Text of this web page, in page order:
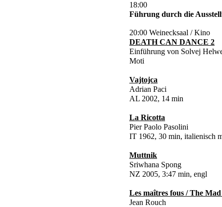
18:00
Führung durch die
20:00 Weinecksaal / Kino
DEATH CAN DANCE 2
Einführung von Solvej
Moti
Vajtojca
Adrian Paci
AL 2002, 14 min
La Ricotta
Pier Paolo Pasolini
IT 1962, 30 min, italienisch
Muttnik
Sriwhana Spong
NZ 2005, 3:47 min, engl
Les maîtres fous / The
Jean Rouch